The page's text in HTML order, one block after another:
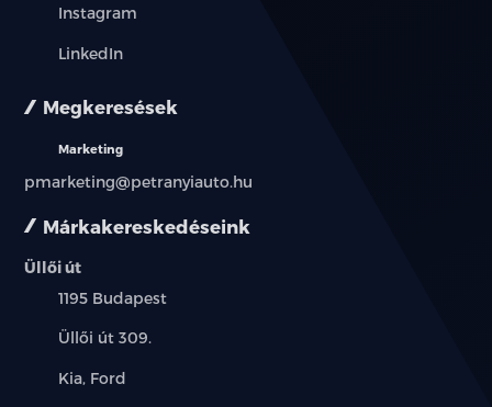
Márkakereskedéseink
Üllői út
Település:
1195 Budapest
Cím:
Üllői út 309.
Márkák:
Kia, Ford
Instagram
LinkedIn
Megkeresések
Marketing
pmarketing@petranyiauto.hu